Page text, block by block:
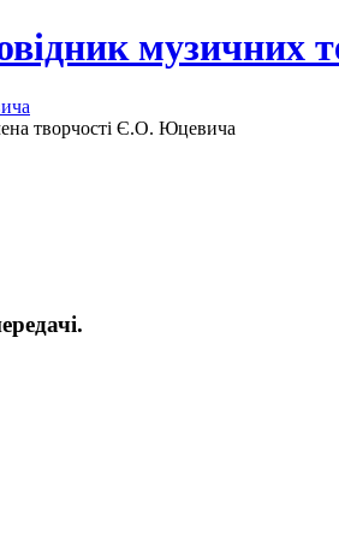
музичних
творчості Є.О. Юцевича